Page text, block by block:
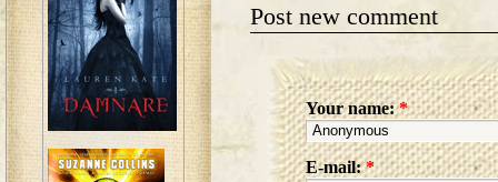
Post new comment
Your name:*
E-mail:*